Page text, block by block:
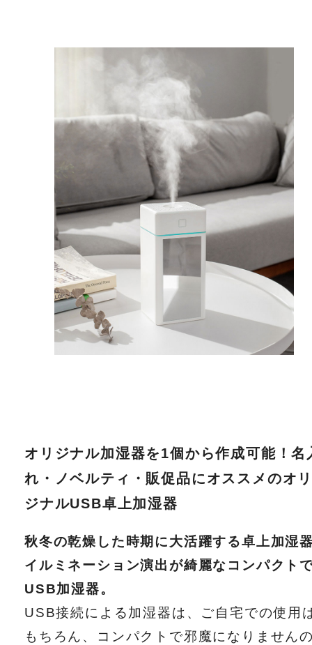
オリジナル加湿器を1個から作成可能！名
れ・ノベルティ・販促品にオススメのオ
ジナルUSB卓上加湿器
秋冬の乾燥した時期に大活躍する卓上加湿
イルミネーション演出が綺麗なコンパクト
USB加湿器。
USB接続による加湿器は、ご自宅での使用
もちろん、コンパクトで邪魔になりません